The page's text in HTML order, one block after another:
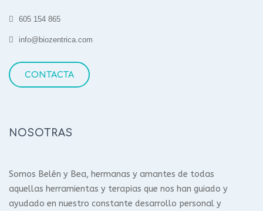
605 154 865
info@biozentrica.com
CONTACTA
NOSOTRAS
Somos Belén y Bea, hermanas y amantes de todas
aquellas herramientas y terapias que nos han guiado y
ayudado en nuestro constante desarrollo personal y